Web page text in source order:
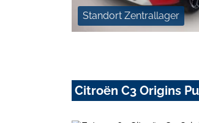
Standort Zentrallager
Citroën C3 Origins